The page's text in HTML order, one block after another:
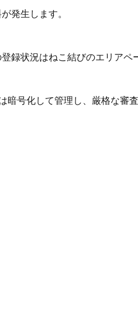
発生します。
録状況はねこ結びのエリアペ
号化して管理し、厳格な審